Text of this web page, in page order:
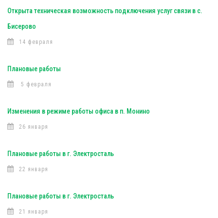
Открыта техническая возможность подключения услуг связи в с.
Бисерово
14 февраля
Плановые работы
5 февраля
Изменения в режиме работы офиса в п. Монино
26 января
Плановые работы в г. Электросталь
22 января
Плановые работы в г. Электросталь
21 января